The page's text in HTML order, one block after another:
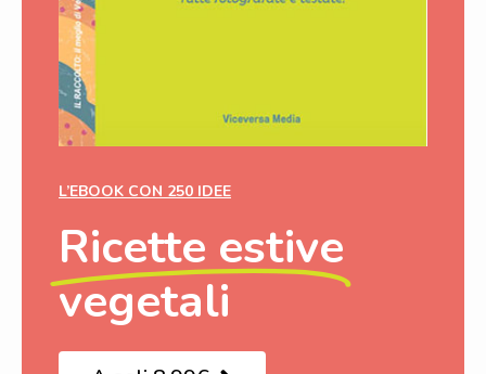
L’EBOOK CON 250 IDEE
Ricette estive
vegetali